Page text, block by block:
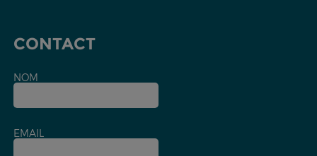
CONTACT
NOM
EMAIL